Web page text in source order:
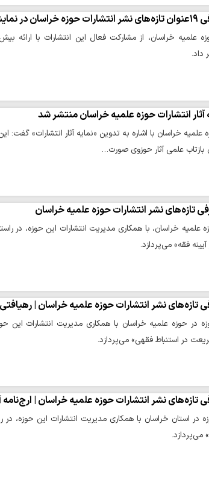
کتاب تهران
داد.
آثار انتشارات حوزه علمیه خراسان منتشر شد
علمیه خراسان با اشاره به تدوین «نمایه آثار انتشارات»
علمی آثار حوزوی صورت…
تازه‌های نشر انتشارات حوزه علمیه خراسان
علمیه خراسان، با همکاری مدیریت انتشارات این حوزه، در
فقه» می‌پردازد.
تازه‌های نشر انتشارات حوزه علمیه خراسان |
در حوزه علمیه خراسان با همکاری مدیریت انتشارات این
در استنباط فقهی» می‌پردازد.
تازه‌های نشر انتشارات حوزه علمیه خراسان |
در استان خراسان با همکاری مدیریت انتشارات این حوزه،
می‌پردازد.